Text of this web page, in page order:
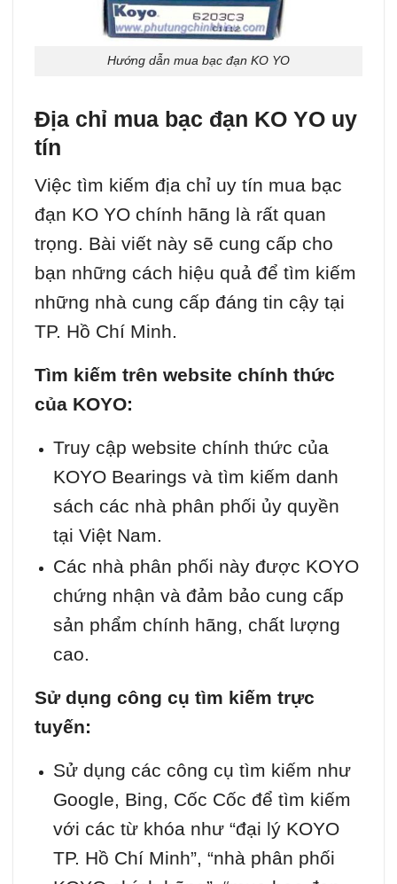
Hướng dẫn mua bạc đạn KO YO
Địa chỉ mua bạc đạn KO YO uy
tín
Việc tìm kiếm địa chỉ uy tín mua bạc
đạn KO YO chính hãng là rất quan
trọng. Bài viết này sẽ cung cấp cho
bạn những cách hiệu quả để tìm kiếm
những nhà cung cấp đáng tin cậy tại
TP. Hồ Chí Minh.
Tìm kiếm trên website chính thức
của KOYO:
Truy cập website chính thức của
KOYO Bearings và tìm kiếm danh
sách các nhà phân phối ủy quyền
tại Việt Nam.
Các nhà phân phối này được KOYO
chứng nhận và đảm bảo cung cấp
sản phẩm chính hãng, chất lượng
cao.
Sử dụng công cụ tìm kiếm trực
tuyến:
Sử dụng các công cụ tìm kiếm như
Google, Bing, Cốc Cốc để tìm kiếm
với các từ khóa như “đại lý KOYO
TP. Hồ Chí Minh”, “nhà phân phối